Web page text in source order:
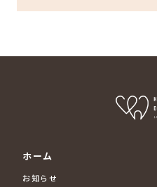
ホーム
お知らせ